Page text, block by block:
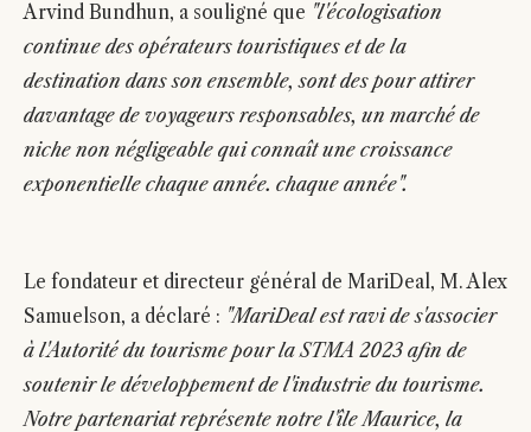
Arvind Bundhun, a souligné que "l'écologisation
continue des opérateurs touristiques et de la
destination dans son ensemble, sont des pour attirer
davantage de voyageurs responsables, un marché de
niche non négligeable qui connaît une croissance
exponentielle chaque année. chaque année".
Le fondateur et directeur général de MariDeal, M. Alex
Samuelson, a déclaré : "MariDeal est ravi de s'associer
à l'Autorité du tourisme pour la STMA 2023 afin de
soutenir le développement de l'industrie du tourisme.
Notre partenariat représente notre l'île Maurice, la